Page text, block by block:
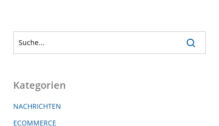
Kategorien
NACHRICHTEN
ECOMMERCE